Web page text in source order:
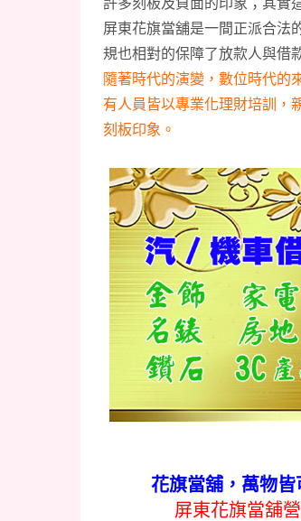
許多刻板及負面的印象；其實
屏東花旗當舖是一間正派合法
規也相對的保障了放款人與借
隨著時代的演變，數位時代的
有人員皆以專業化理財培訓，
刻板印象。
花旗當舖，萬物
屏東花旗當舖